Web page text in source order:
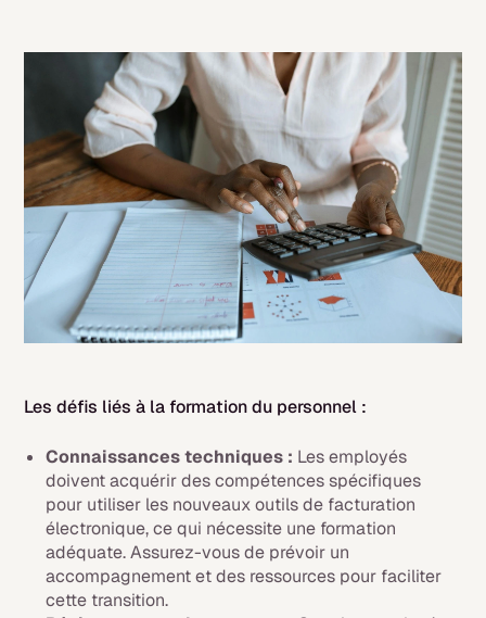
Les défis liés à la formation du personnel :
Connaissances techniques : Les employés
doivent acquérir des compétences spécifiques
pour utiliser les nouveaux outils de facturation
électronique, ce qui nécessite une formation
adéquate. Assurez-vous de prévoir un
accompagnement et des ressources pour faciliter
cette transition.